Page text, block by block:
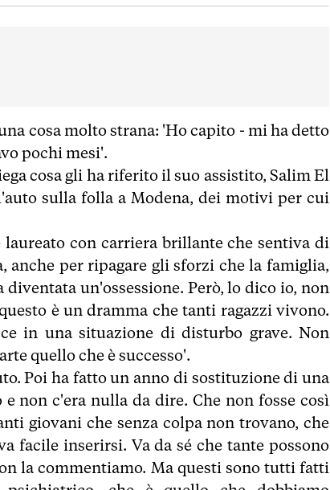
cosa molto strana: 'Ho capito - mi ha detto
pochi mesi'.
cosa gli ha riferito il suo assistito, Salim El
sulla folla a Modena, dei motivi per cui
laureato con carriera brillante che sentiva di
anche per ripagare gli sforzi che la famiglia,
un'ossessione. Però, lo dico io, non
è un dramma che tanti ragazzi vivono.
in una situazione di disturbo grave. Non
quello che è successo'.
Poi ha fatto un anno di sostituzione di una
non c'era nulla da dire. Che non fosse così
giovani che senza colpa non trovano, che
facile inserirsi. Va da sé che tante possono
la commentiamo. Ma questi sono tutti fatti